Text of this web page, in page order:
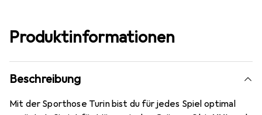
Produktinformationen
Beschreibung
Mit der Sporthose Turin bist du für jedes Spiel optimal